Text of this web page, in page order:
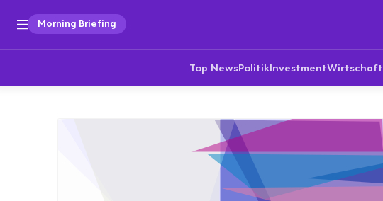
Morning Briefing
Top NewsPolitikInvestmentWirtschaft